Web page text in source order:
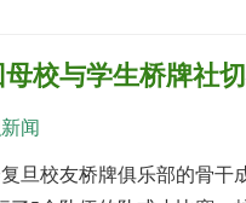
校与学生桥牌社
闻
旦校友桥牌俱乐部的骨